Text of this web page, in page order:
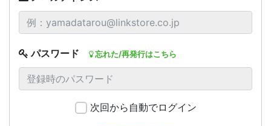
パスワード 忘れた/再発行はこちら
次回から自動でログイン